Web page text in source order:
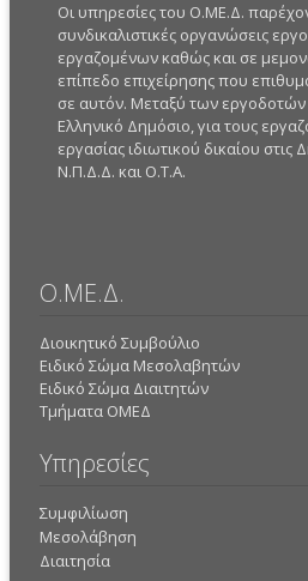
Οι υπηρεσίες του Ο.ΜΕ.Δ.
συνδικαλιστικές οργανώσεις
εργαζομένων καθώς και σε
επίπεδο επιχείρησης που
σε αυτόν. Μεταξύ των εργοδοτών
Ελληνικό Δημόσιο, για τους
εργασίας ιδιωτικού δικαίου στις
Ν.Π.Δ.Δ. και Ο.Τ.Α.
Ο.ΜΕ.Δ.
Διοικητικό Συμβούλιο
Ειδικό Σώμα Μεσολαβητών
Ειδικό Σώμα Διαιτητών
Τμήματα ΟΜΕΔ
Υπηρεσίες
Συμφιλίωση
Μεσολάβηση
Διαιτησία